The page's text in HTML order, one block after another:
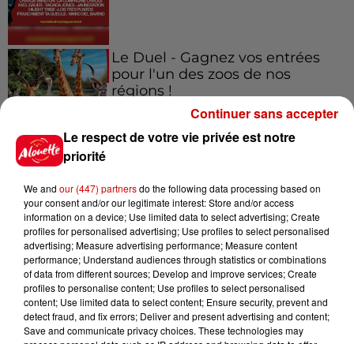
Le Duel - Gagnez vos entrées
pour l'un des zoos de nos
régions !
de la...
Destination Vacances : inscrivez-
vous !
Le respect de votre vie privée est notre
priorité
We and our (447) partnersdo the following data processing based on
your consent and/or our legitimate interest: Store and/or access
information on a device; Use limited data to select advertising; Create
profiles for personalised advertising; Use profiles to select personalised
advertising; Measure advertising performance; Measure content
performance; Understand audiences through statistics or combinations
of data from different sources; Develop and improve services; Create
profiles to personalise content; Use profiles to select personalised
content; Use limited data to select content; Ensure security, prevent and
detect fraud, and fix errors; Deliver and present advertising and content;
Save and communicate privacy choices. These technologies may
Continuer sans accepter